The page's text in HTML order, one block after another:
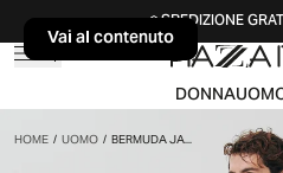
Vai al contenutoSPEDIZIONE
DONNA
HOME/UOMO/BERMUDA JA...
Vai al contenuto